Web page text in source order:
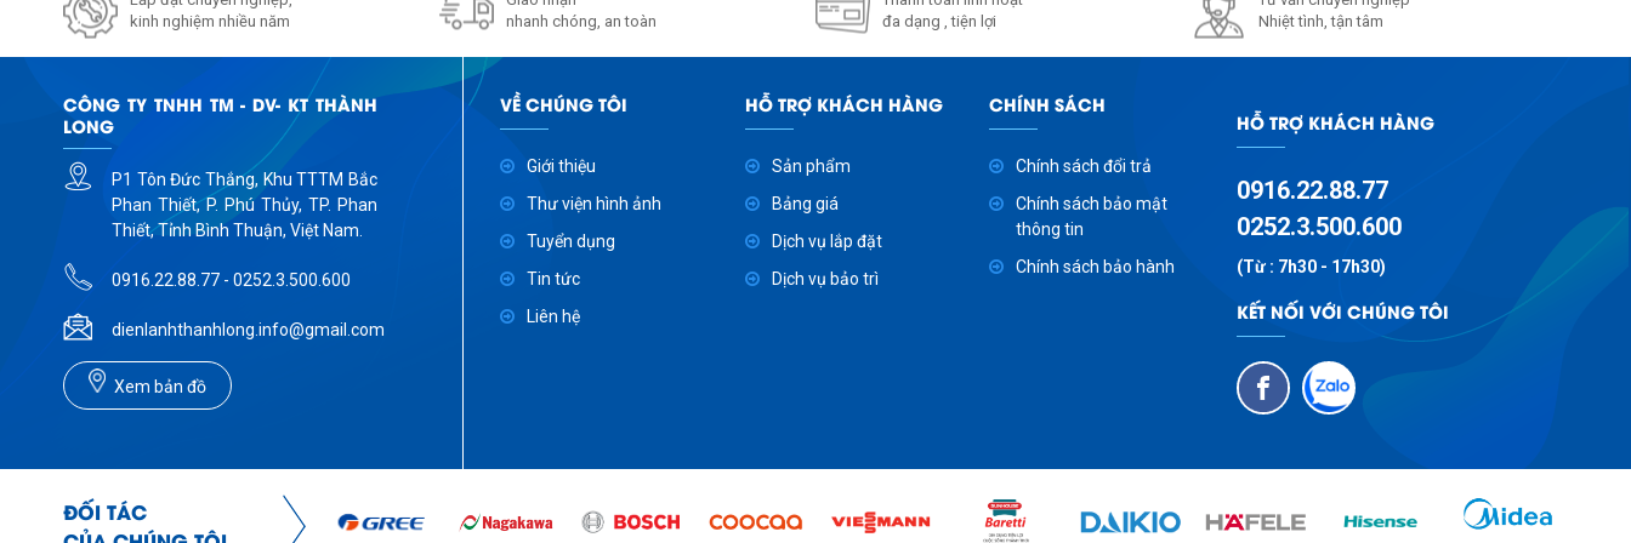
kinh nghiệm nhiều năm
nhanh chóng, an toàn
đa dạng , tiện lợi
Nhiệt tình, tận tâm
CÔNG TY TNHH TM - DV- KT THÀNH
LONG
P1 Tôn Đức Thắng, Khu TTTM Bắc
Phan Thiết, P. Phú Thủy, TP. Phan
Thiết, Tỉnh Bình Thuận, Việt Nam.
0916.22.88.77 - 0252.3.500.600
dienlanhthanhlong.info@gmail.com
Xem bản đồ
VỀ CHÚNG TÔI
Giới thiệu
Thư viện hình ảnh
Tuyển dụng
Tin tức
Liên hệ
HỖ TRỢ KHÁCH HÀNG
Sản phẩm
Bảng giá
Dịch vụ lắp đặt
Dịch vụ bảo trì
CHÍNH SÁCH
Chính sách đổi trả
Chính sách bảo mật
thông tin
Chính sách bảo hành
HỖ TRỢ KHÁCH HÀNG
0916.22.88.77
0252.3.500.600
(Từ : 7h30 - 17h30)
KẾT NỐI VỚI CHÚNG TÔI
ĐỐI TÁC